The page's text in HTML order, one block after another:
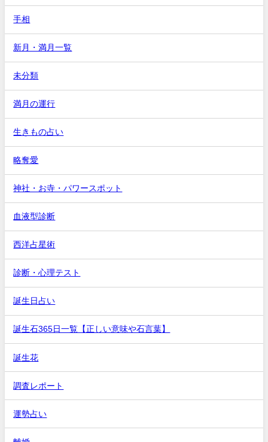
手相
新月・満月一覧
未分類
満月の運行
生きもの占い
略奪愛
神社・お寺・パワースポット
血液型診断
西洋占星術
診断・心理テスト
誕生日占い
誕生石365日一覧【正しい意味や石言葉】
誕生花
調査レポート
運勢占い